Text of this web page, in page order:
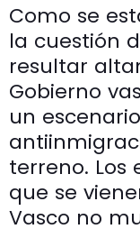
Como se
la cuestión
resultar
Gobierno
un
terreno. Los
que se
Vasco no